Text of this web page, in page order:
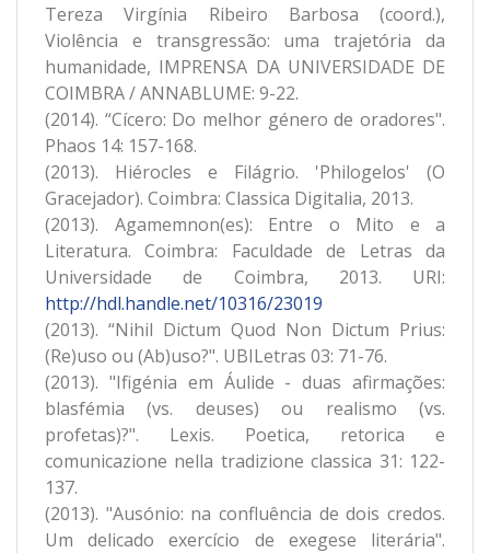
Tereza Virgínia Ribeiro Barbosa (coord.),
Violência e transgressão: uma trajetória da
humanidade, IMPRENSA DA UNIVERSIDADE DE
COIMBRA / ANNABLUME: 9-22.
(2014). “Cícero: Do melhor género de oradores".
Phaos 14: 157-168.
(2013). Hiérocles e Filágrio. 'Philogelos' (O
Gracejador). Coimbra: Classica Digitalia, 2013.
(2013). Agamemnon(es): Entre o Mito e a
Literatura. Coimbra: Faculdade de Letras da
Universidade de Coimbra, 2013. URI:
http://hdl.handle.net/10316/23019
(2013). “Nihil Dictum Quod Non Dictum Prius:
(Re)uso ou (Ab)uso?". UBILetras 03: 71-76.
(2013). "Ifigénia em Áulide - duas afirmações:
blasfémia (vs. deuses) ou realismo (vs.
profetas)?". Lexis. Poetica, retorica e
comunicazione nella tradizione classica 31: 122-
137.
(2013). "Ausónio: na confluência de dois credos.
Um delicado exercício de exegese literária".